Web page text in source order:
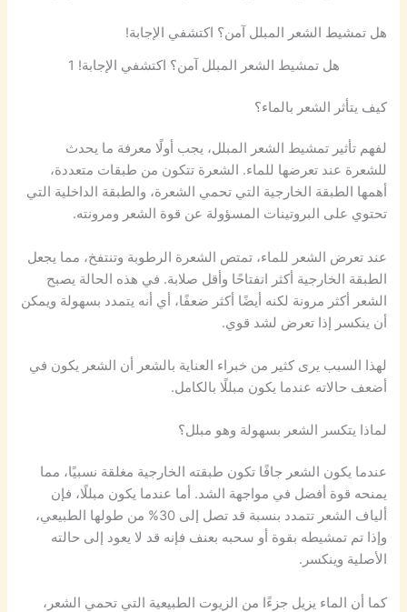
هل تمشيط الشعر المبلل آمن؟ اكتشفي الإجابة!
هل تمشيط الشعر المبلل آمن؟ اكتشفي الإجابة! 1
كيف يتأثر الشعر بالماء؟
لفهم تأثير تمشيط الشعر المبلل، يجب أولًا معرفة ما يحدث
للشعرة عند تعرضها للماء. الشعرة تتكون من طبقات متعددة،
أهمها الطبقة الخارجية التي تحمي الشعرة، والطبقة الداخلية التي
تحتوي على البروتينات المسؤولة عن قوة الشعر ومرونته.
عند تعرض الشعر للماء، تمتص الشعرة الرطوبة وتنتفخ، مما يجعل
الطبقة الخارجية أكثر انفتاحًا وأقل صلابة. في هذه الحالة يصبح
الشعر أكثر مرونة لكنه أيضًا أكثر ضعفًا، أي أنه يتمدد بسهولة ويمكن
أن ينكسر إذا تعرض لشد قوي.
لهذا السبب يرى كثير من خبراء العناية بالشعر أن الشعر يكون في
أضعف حالاته عندما يكون مبللًا بالكامل.
لماذا يتكسر الشعر بسهولة وهو مبلل؟
عندما يكون الشعر جافًا تكون طبقته الخارجية مغلقة نسبيًا، مما
يمنحه قوة أفضل في مواجهة الشد. أما عندما يكون مبللًا، فإن
ألياف الشعر تتمدد بنسبة قد تصل إلى 30% من طولها الطبيعي،
وإذا تم تمشيطه بقوة أو سحبه بعنف فإنه قد لا يعود إلى حالته
الأصلية وينكسر.
كما أن الماء يزيل جزءًا من الزيوت الطبيعية التي تحمي الشعر،